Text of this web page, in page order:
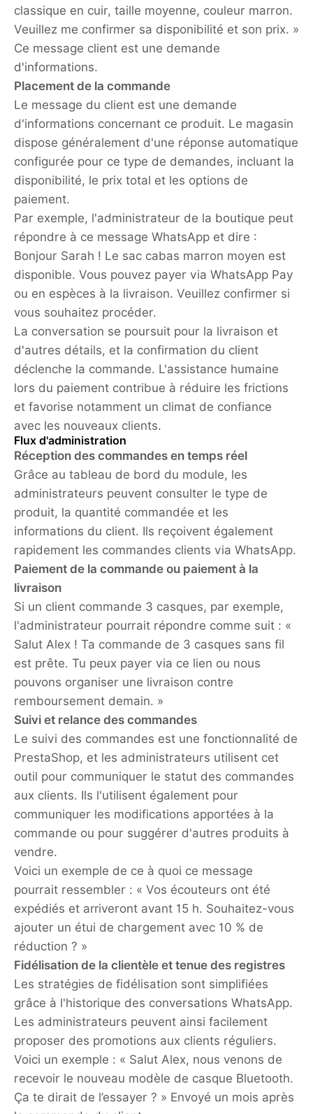
classique en cuir, taille moyenne, couleur marron.
Veuillez me confirmer sa disponibilité et son prix. »
Ce message client est une demande
d'informations.
Placement de la commande
Le message du client est une demande
d'informations concernant ce produit. Le magasin
dispose généralement d'une réponse automatique
configurée pour ce type de demandes, incluant la
disponibilité, le prix total et les options de
paiement.
Par exemple, l'administrateur de la boutique peut
répondre à ce message WhatsApp et dire :
Bonjour Sarah ! Le sac cabas marron moyen est
disponible. Vous pouvez payer via WhatsApp Pay
ou en espèces à la livraison. Veuillez confirmer si
vous souhaitez procéder.
La conversation se poursuit pour la livraison et
d'autres détails, et la confirmation du client
déclenche la commande. L'assistance humaine
lors du paiement contribue à réduire les frictions
et favorise notamment un climat de confiance
avec les nouveaux clients.
Flux d'administration
Réception des commandes en temps réel
Grâce au tableau de bord du module, les
administrateurs peuvent consulter le type de
produit, la quantité commandée et les
informations du client. Ils reçoivent également
rapidement les commandes clients via WhatsApp.
Paiement de la commande ou paiement à la
livraison
Si un client commande 3 casques, par exemple,
l'administrateur pourrait répondre comme suit : «
Salut Alex ! Ta commande de 3 casques sans fil
est prête. Tu peux payer via ce lien ou nous
pouvons organiser une livraison contre
remboursement demain. »
Suivi et relance des commandes
Le suivi des commandes est une fonctionnalité de
PrestaShop, et les administrateurs utilisent cet
outil pour communiquer le statut des commandes
aux clients. Ils l'utilisent également pour
communiquer les modifications apportées à la
commande ou pour suggérer d'autres produits à
vendre.
Voici un exemple de ce à quoi ce message
pourrait ressembler : « Vos écouteurs ont été
expédiés et arriveront avant 15 h. Souhaitez-vous
ajouter un étui de chargement avec 10 % de
réduction ? »
Fidélisation de la clientèle et tenue des registres
Les stratégies de fidélisation sont simplifiées
grâce à l'historique des conversations WhatsApp.
Les administrateurs peuvent ainsi facilement
proposer des promotions aux clients réguliers.
Voici un exemple : « Salut Alex, nous venons de
recevoir le nouveau modèle de casque Bluetooth.
Ça te dirait de l’essayer ? » Envoyé un mois après